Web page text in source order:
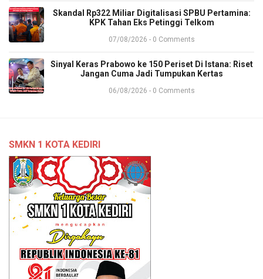
​Skandal Rp322 Miliar Digitalisasi SPBU Pertamina:
KPK Tahan Eks Petinggi Telkom
07/08/2026 - 0 Comments
Sinyal Keras Prabowo ke 150 Periset Di Istana: Riset
Jangan Cuma Jadi Tumpukan Kertas
06/08/2026 - 0 Comments
SMKN 1 KOTA KEDIRI